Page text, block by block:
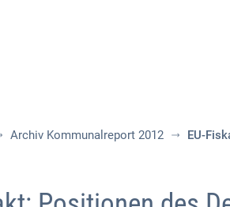
Archiv Kommunalreport 2012 EU-